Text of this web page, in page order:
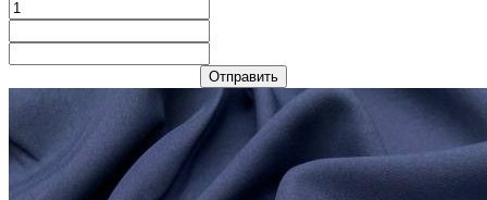
Отправить